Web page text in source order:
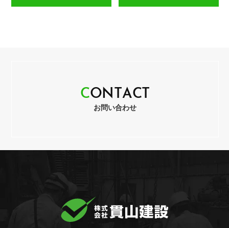
CON T AC T
お問い合わせ